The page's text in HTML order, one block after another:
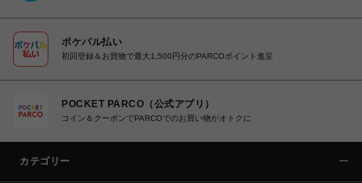
ポケパル払い
初回登録＆お買物で最大1,500円分のPARCOポイント進呈
POCKET PARCO（公式アプリ）
コイン＆クーポンでPARCOでのお買い物がオトクに
カテゴリー